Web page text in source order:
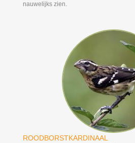
nauwelijks zien.
ROODBORSTKARDINAAL